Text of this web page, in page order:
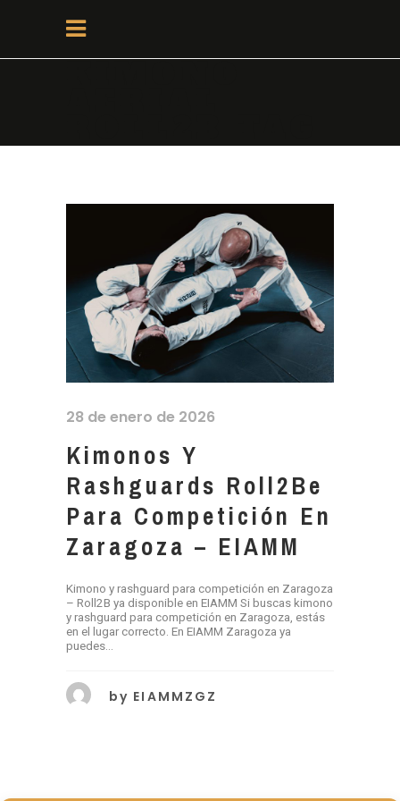
28 de enero de 2026
Kimonos Y
Rashguards Roll2Be
Para Competición En
Zaragoza – EIAMM
Kimono y rashguard para competición en Zaragoza
– Roll2B ya disponible en EIAMM Si buscas kimono
y rashguard para competición en Zaragoza, estás
en el lugar correcto. En EIAMM Zaragoza ya
puedes...
by EIAMMZGZ